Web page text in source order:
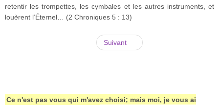
retentir les trompettes, les cymbales et les autres instruments, et
louèrent l’Éternel… (2 Chroniques 5 : 13)
Suivant
Ce n'est pas vous qui m'avez choisi; mais moi, je vous ai